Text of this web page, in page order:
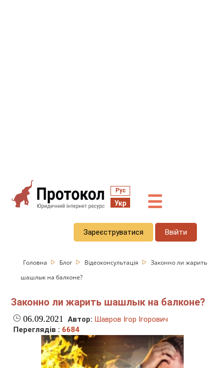
Рус
Укр ☰
Зареєструватися Ввійти
Головна Блог Відеоконсультація
Законно ли жарить
шашлык на балконе?
Законно ли жарить шашлык на балконе?
06.09.2021 Автор: Шавров Ігор Ігорович
Переглядів : 6684